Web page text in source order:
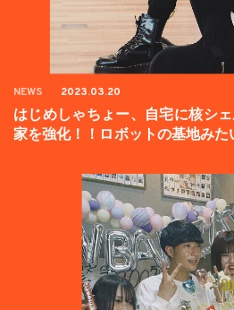
NEWS 2023.03.20
はじめしゃちょー、自宅に核シ
家を強化！！ロボットの基地みた